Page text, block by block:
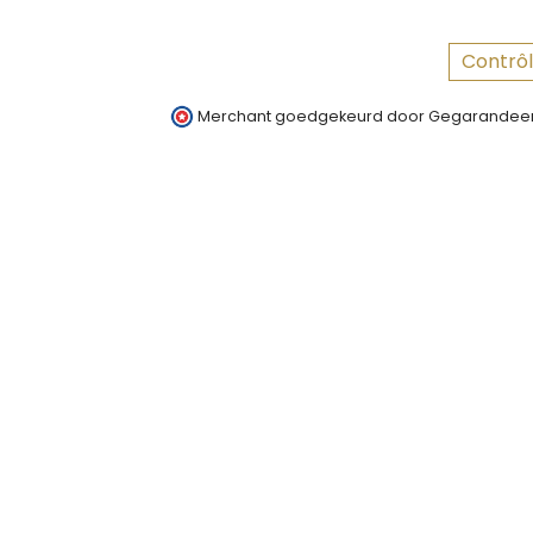
Merchant goedgekeurd door